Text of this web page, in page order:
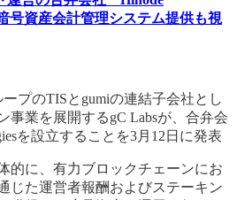
号資産会計管理システム提供も視
プのTISとgumiの連結子会社とし
事業を展開するgC Labsが、合弁会
を設立することを3月12日に発表
的に、有力ブロックチェーンにお
じた運営者報酬およびステーキン